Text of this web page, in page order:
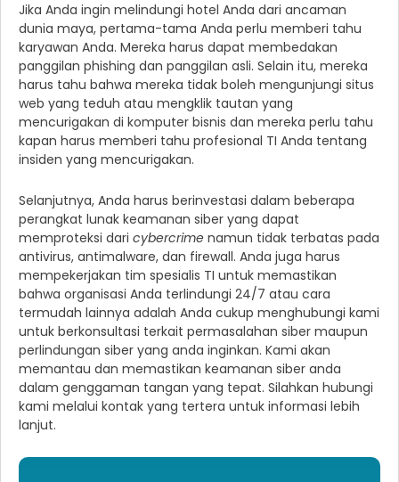
Jika Anda ingin melindungi hotel Anda dari ancaman
dunia maya, pertama-tama Anda perlu memberi tahu
karyawan Anda. Mereka harus dapat membedakan
panggilan phishing dan panggilan asli. Selain itu, mereka
harus tahu bahwa mereka tidak boleh mengunjungi situs
web yang teduh atau mengklik tautan yang
mencurigakan di komputer bisnis dan mereka perlu tahu
kapan harus memberi tahu profesional TI Anda tentang
insiden yang mencurigakan.
Selanjutnya, Anda harus berinvestasi dalam beberapa
perangkat lunak keamanan siber yang dapat
memproteksi dari cybercrime namun tidak terbatas pada
antivirus, antimalware, dan firewall. Anda juga harus
mempekerjakan tim spesialis TI untuk memastikan
bahwa organisasi Anda terlindungi 24/7 atau cara
termudah lainnya adalah Anda cukup menghubungi kami
untuk berkonsultasi terkait permasalahan siber maupun
perlindungan siber yang anda inginkan. Kami akan
memantau dan memastikan keamanan siber anda
dalam genggaman tangan yang tepat. Silahkan hubungi
kami melalui kontak yang tertera untuk informasi lebih
lanjut.